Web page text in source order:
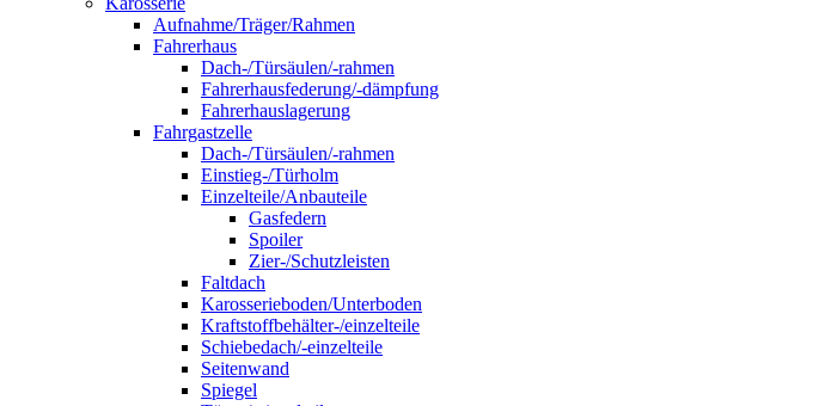
Aufnahme/Träger/Rahmen
Fahrerhaus
Dach-/Türsäulen/-rahmen
Fahrerhausfederung/-dämpfung
Fahrerhauslagerung
Fahrgastzelle
Dach-/Türsäulen/-rahmen
Einstieg-/Türholm
Einzelteile/Anbauteile
Gasfedern
Spoiler
Zier-/Schutzleisten
Faltdach
Karosserieboden/Unterboden
Kraftstoffbehälter-/einzelteile
Schiebedach/-einzelteile
Seitenwand
Spiegel